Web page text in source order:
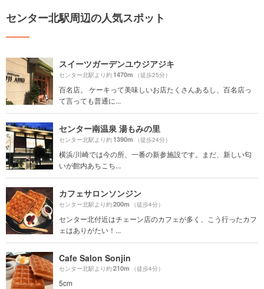
センター北駅周辺の人気スポット
スイーツガーデンユウジアジキ
センター北駅より約1470m （徒歩25分）
百名店。 ケーキって美味しいお店たくさんあるし、百名店っ
て言っても普通に...
センター南温泉 湯もみの里
センター北駅より約1390m （徒歩24分）
横浜/川崎では今の所、一番の新参施設です。まだ、新しい匂
いが館内あちこち...
カフェサロンソンジン
センター北駅より約200m （徒歩4分）
センター北付近はチェーン店のカフェが多く、こう行ったカフ
ェはありがたい！...
Cafe Salon Sonjin
センター北駅より約210m （徒歩4分）
5cm